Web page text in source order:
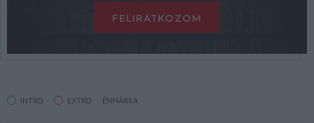
INTRO EXTRO ÉNMÁRKA